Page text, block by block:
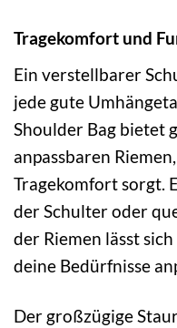
Tragekomfort und
Ein verstellbarer
jede gute
Shoulder Bag bietet
anpassbaren
Tragekomfort sorgt.
der Schulter oder
der Riemen lässt
deine Bedürfnisse
Der großzügige